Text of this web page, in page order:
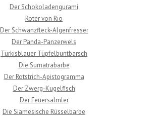
Der Schokoladengurami
Roter von Rio
Der Schwanzfleck-Algenfresser
Der Panda-Panzerwels
Türkisblauer Tüpfelbuntbarsch
Die Sumatrabarbe
Der Rotstrich-Apistogramma
Der Zwerg-Kugelfisch
Der Feuersalmler
Die Siamesische Rüsselbarbe